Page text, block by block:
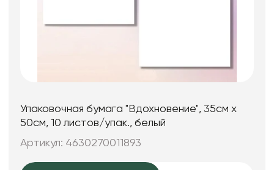
Упаковочная бумага "Вдохновение", 35см х
50см, 10 листов/упак., белый
Артикул: 4630270011893